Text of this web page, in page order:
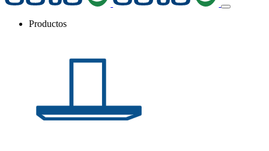
Productos